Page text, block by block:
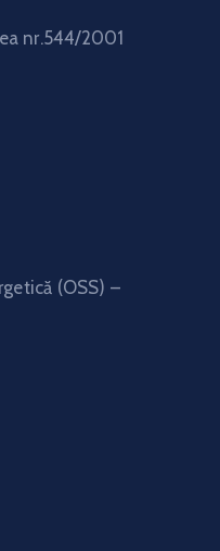
nr.544/2001
(OSS) –